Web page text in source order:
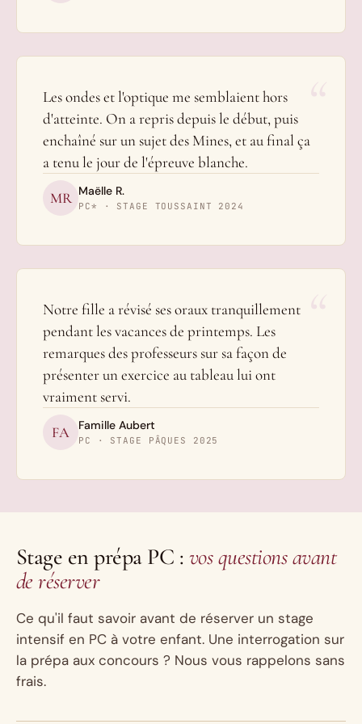
Les ondes et l'optique me semblaient hors
d'atteinte. On a repris depuis le début, puis
enchaîné sur un sujet des Mines, et au final ça
a tenu le jour de l'épreuve blanche.
MR Maëlle R.
PC* · STAGE TOUSSAINT 2024
Notre fille a révisé ses oraux tranquillement
pendant les vacances de printemps. Les
remarques des professeurs sur sa façon de
présenter un exercice au tableau lui ont
vraiment servi.
FA Famille Aubert
PC · STAGE PÂQUES 2025
Stage en prépa PC : vos questions avant
de réserver
Ce qu'il faut savoir avant de réserver un stage
intensif en PC à votre enfant. Une interrogation sur
la prépa aux concours ? Nous vous rappelons sans
frais.